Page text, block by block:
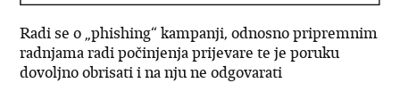
Radi se o „phishing“ kampanji, odnosno pripremnim
radnjama radi počinjenja prijevare te je poruku
dovoljno obrisati i na nju ne odgovarati